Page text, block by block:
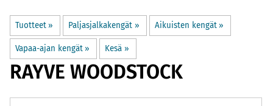
Tuotteet ‪» Paljasjalkakengät ‪» Aikuisten kengät ‪»
Vapaa-ajan kengät ‪» Kesä ‪»
RAYVE WOODSTOCK